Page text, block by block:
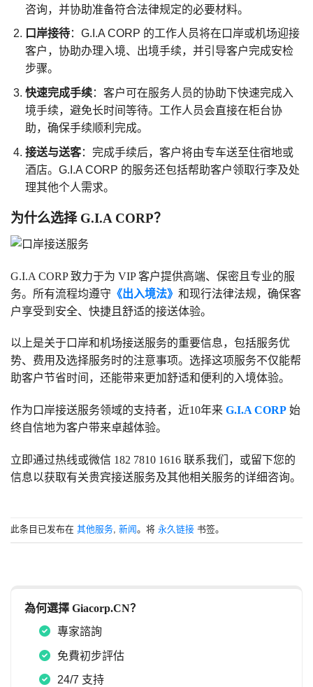
咨询，并协助准备符合法律规定的必要材料。
口岸接待：G.I.A CORP 的工作人员将在口岸或机场迎接
客户，协助办理入境、出境手续，并引导客户完成安检
步骤。
快速完成手续：客户可在服务人员的协助下快速完成入
境手续，避免长时间等待。工作人员会直接在柜台协
助，确保手续顺利完成。
接送与送客：完成手续后，客户将由专车送至住宿地或
酒店。G.I.A CORP 的服务还包括帮助客户领取行李及处
理其他个人需求。
为什么选择 G.I.A CORP？
G.I.A CORP 致力于为 VIP 客户提供高端、保密且专业的服
务。所有流程均遵守 《出入境法》 和现行法律法规，确保客
户享受到安全、快捷且舒适的接送体验。
以上是关于口岸和机场接送服务的重要信息，包括服务优
势、费用及选择服务时的注意事项。选择这项服务不仅能帮
助客户节省时间，还能带来更加舒适和便利的入境体验。
作为口岸接送服务领域的支持者，近10年来 G.I.A CORP 始
终自信地为客户带来卓越体验。
立即通过热线或微信 182 7810 1616 联系我们，或留下您的
信息以获取有关贵宾接送服务及其他相关服务的详细咨询。
此条目已发布在 其他服务, 新闻。将 永久链接 书签。
為何選擇 Giacorp.CN？
專家諮詢
免費初步評估
24/7 支持